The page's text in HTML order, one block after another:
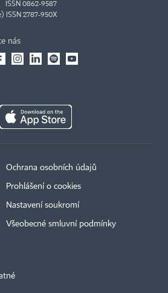
ISSN 0862-9587
ISSN 2787-950X
nás
Ochrana osobních údajů
Prohlášení o cookies
Nastavení soukromí
Všeobecné smluvní podmínky